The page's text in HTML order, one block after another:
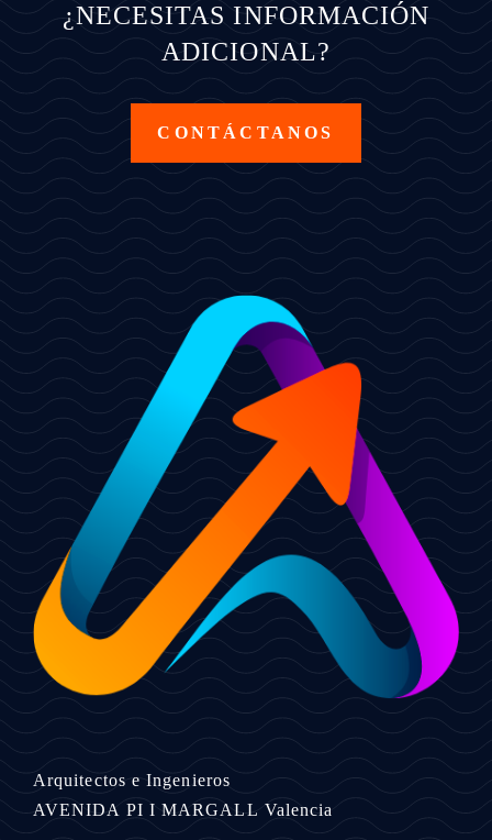
¿NECESITAS INFORMACIÓN
ADICIONAL?
CONTÁCTANOS
Arquitectos e Ingenieros
AVENIDA PI I MARGALL Valencia